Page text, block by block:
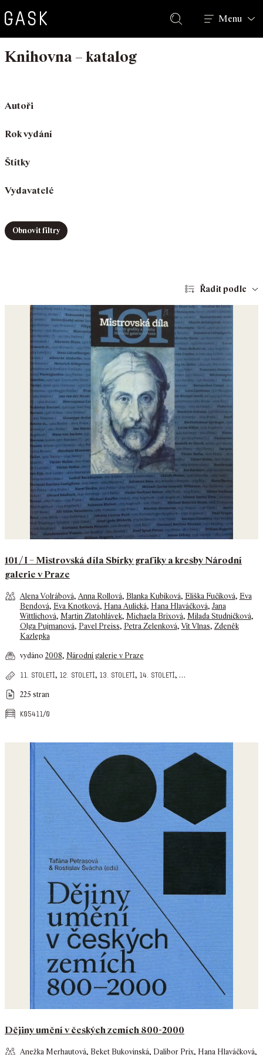
Hledat
Menu
Knihovna – katalog
Autoři
Rok vydání
Štítky
Vydavatelé
Obnovit filtry
Řadit podle
101 / I – Mistrovská díla Sbírky grafiky a kresby Národní
galerie v Praze
Alena Volrábová, Anna Rollová, Blanka Kubíková, Eliška Fučíková, Eva
Bendová, Eva Knotková, Hana Aulická, Hana Hlaváčková,Jana
Wittlichová, Martin Zlatohlávek, Michaela Brixová, Milada Studničková,
Olga Pujmanová, Pavel Preiss, Petra Zelenková, Vít Vlnas, Zdeněk
Kazlepka
vydáno 2008, Národní galerie v Praze
11. století, 12. století, 13. století, 14. století, …
225 stran
k05411/0
Dějiny umění v českých zemích 800-2000
Anežka Merhautová, Beket Bukovinská, Dalibor Prix, Hana Hlaváčková,